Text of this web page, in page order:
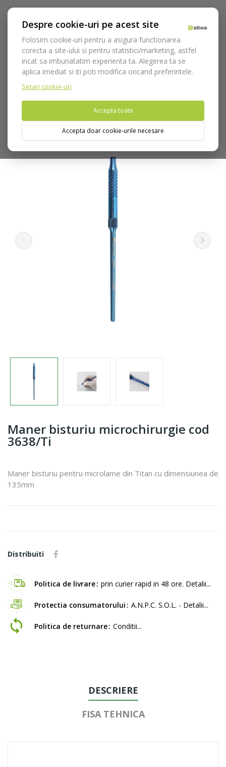
Despre cookie-uri pe acest site
Folosim cookie-uri pentru a asigura functionarea
corecta a site-ului si pentru statistici/marketing, astfel
incat sa imbunatatim experienta ta. Alegerea ta se
aplica imediat si iti poti modifica oricand preferintele.
Setari cookie-uri
Accepta toate
Accepta doar cookie-urile necesare
Acasa Instrumentar Chirurgie si implantologie
bisturiu
Maner bisturiu microchirurgie cod 3638/Ti
Nu puteti plasa comenzi din tara din care accesati website-ul
Maner bisturiu microchirurgie cod
3638/Ti
Maner bisturiu pentru microlame din Titan cu dimensiunea de
135mm
Distribuiti
Politica de livrare prin curier rapid in 48 ore. Detalii...
Protectia consumatorului A.N.P.C. S.O.L. - Detalii...
Politica de returnare Conditii...
DESCRIERE
FISA TEHNICA